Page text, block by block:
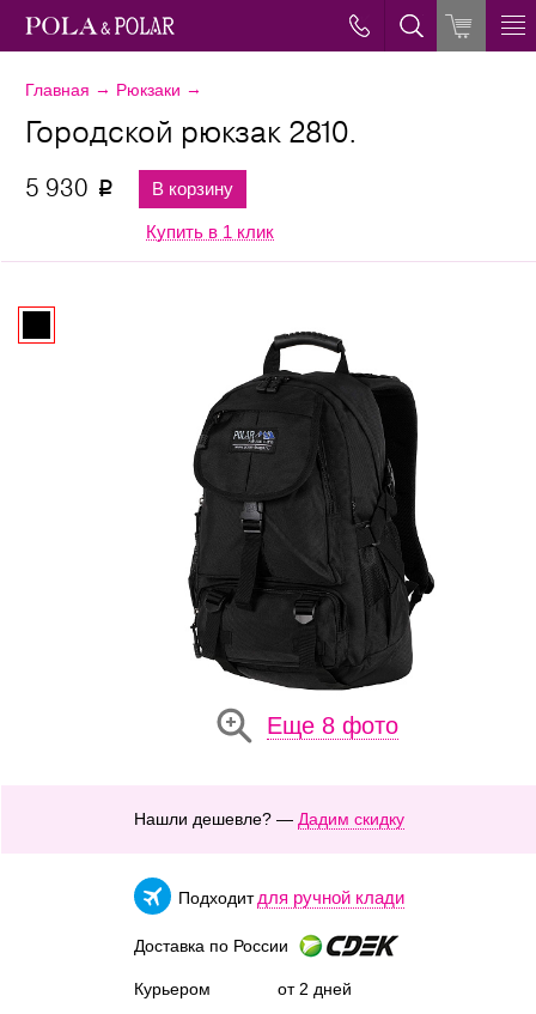
Главная → Рюкзаки →
Еще 8 фото
Городской рюкзак 2810.
5 930 p В корзину
Купить в 1 клик
Нашли дешевле? — Дадим скидку
Подходит для ручной клади
Доставка по России
Курьером
от 2 дней